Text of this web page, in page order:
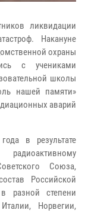
ликвидации
Накануне
охраны
с учениками
школы
нашей памяти»
аварий
в результате
Союза,
Российской
разной степени
Норвегии,